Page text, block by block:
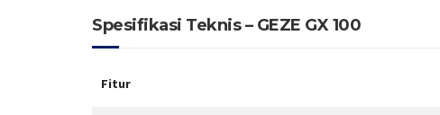
Spesifikasi Teknis – GEZE GX 100
Fitur